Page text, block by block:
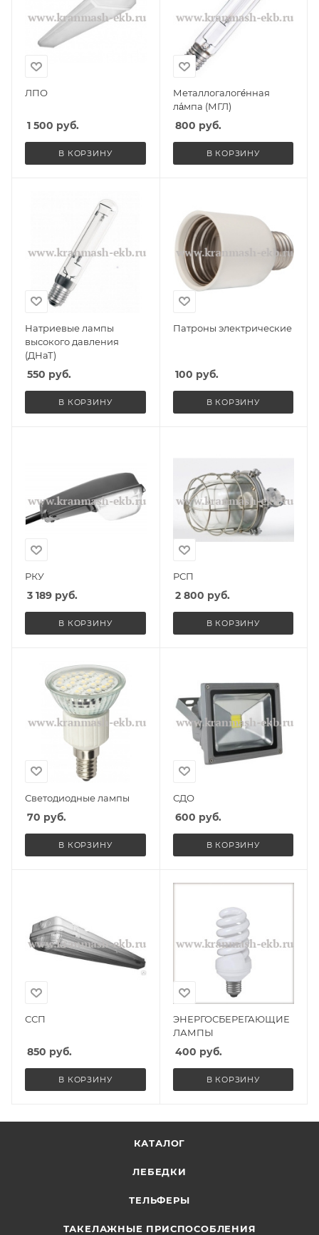
ЛПО
1 500 руб.
В КОРЗИНУ
Металлогалоге́нная
ла́мпа (МГЛ)
800 руб.
В КОРЗИНУ
Натриевые лампы
высокого давления
(ДНаТ)
550 руб.
В КОРЗИНУ
Патроны электрические
100 руб.
В КОРЗИНУ
РКУ
3 189 руб.
В КОРЗИНУ
РСП
2 800 руб.
В КОРЗИНУ
Светодиодные лампы
70 руб.
В КОРЗИНУ
СДО
600 руб.
В КОРЗИНУ
ССП
850 руб.
В КОРЗИНУ
ЭНЕРГОСБЕРЕГАЮЩИЕ
ЛАМПЫ
400 руб.
В КОРЗИНУ
КАТАЛОГ
ЛЕБЕДКИ
ТЕЛЬФЕРЫ
ТАКЕЛАЖНЫЕ ПРИСПОСОБЛЕНИЯ